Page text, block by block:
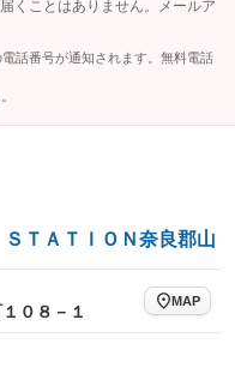
くことはありません。メールア
話番号が通知されます。無料電話
ＴＡＴＩＯＮ奈良郡山
０８－１
MAP